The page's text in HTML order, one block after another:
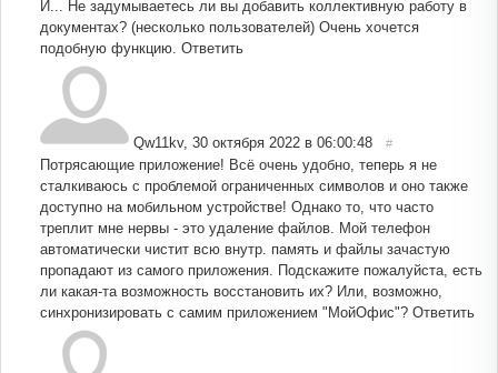
И... Не задумываетесь ли вы добавить коллективную работу в
документах? (несколько пользователей) Очень хочется
подобную функцию. Ответить
Qw11kv, 30 октября 2022 в 06:00:48 #
Потрясающие приложение! Всё очень удобно, теперь я не
сталкиваюсь с проблемой ограниченных символов и оно также
доступно на мобильном устройстве! Однако то, что часто
треплит мне нервы - это удаление файлов. Мой телефон
автоматически чистит всю внутр. память и файлы зачастую
пропадают из самого приложения. Подскажите пожалуйста, есть
ли какая-та возможность восстановить их? Или, возможно,
синхронизировать с самим приложением "МойОфис"? Ответить